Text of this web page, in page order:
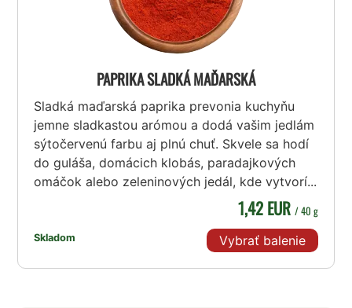
PAPRIKA SLADKÁ MAĎARSKÁ
Sladká maďarská paprika prevonia kuchyňu
jemne sladkastou arómou a dodá vašim jedlám
sýtočervenú farbu aj plnú chuť. Skvele sa hodí
do guláša, domácich klobás, paradajkových
omáčok alebo zeleninových jedál, kde vytvorí...
Skladom
1,42 EUR / 40 g
Vybrať balenie